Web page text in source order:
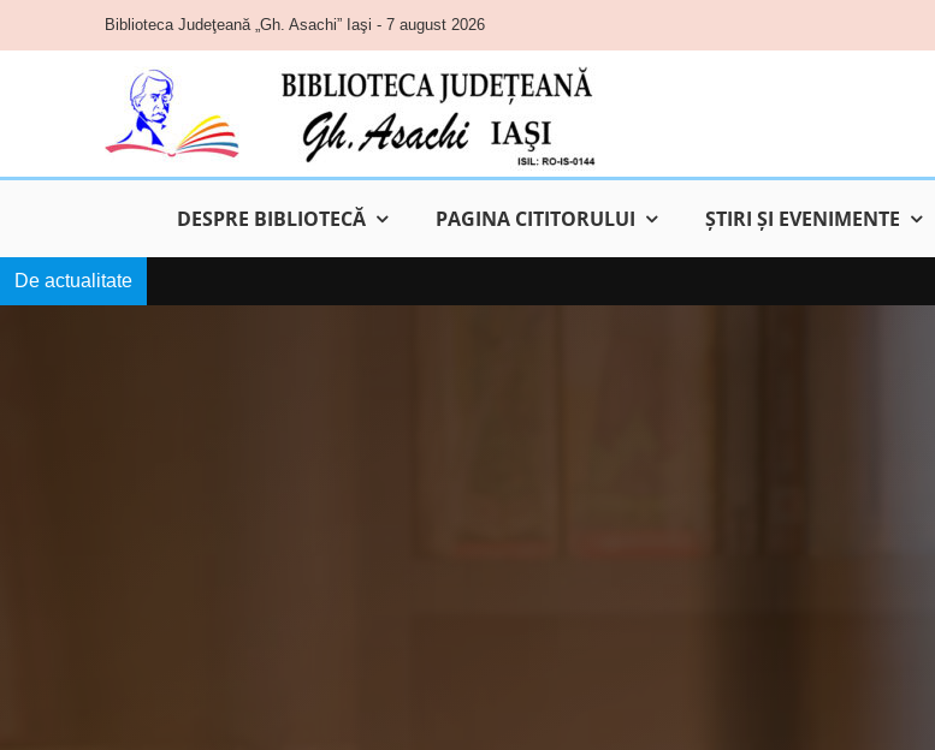
content
Biblioteca Judeţeană „Gh. Asachi” Iaşi - 7 august 2026
DESPRE BIBLIOTECĂ PAGINA CITITORULUI ŞTIRI ŞI EVENIMENTE
De actualitate